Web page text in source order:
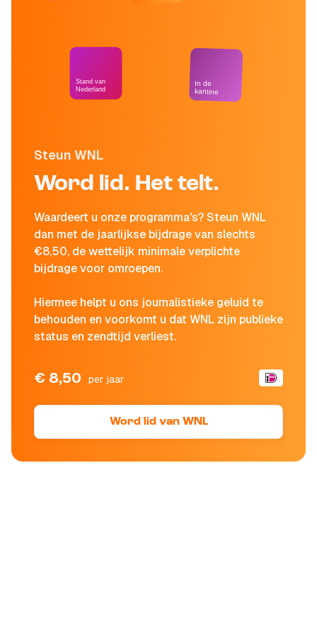
Steun WNL
Word lid. Het telt.
Waardeert u onze programma's? Steun WNL
dan met de jaarlijkse bijdrage van slechts
€8,50, de wettelijk minimale verplichte
bijdrage voor omroepen.
Hiermee helpt u ons journalistieke geluid te
behouden en voorkomt u dat WNL zijn publieke
status en zendtijd verliest.
€ 8,50 per jaar
Word lid van WNL
Stand van
Nederland
In de
kantine